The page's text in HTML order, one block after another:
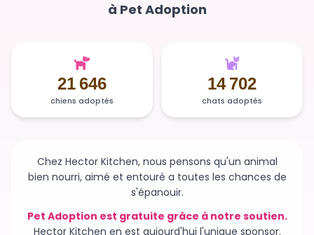
à Pet Adoption
21 646
chiens adoptés
14 702
chats adoptés
Chez Hector Kitchen, nous pensons qu'un animal
bien nourri, aimé et entouré a toutes les chances de
s'épanouir.
Pet Adoption est gratuite grâce à notre soutien.
Hector Kitchen en est aujourd'hui l'unique sponsor.